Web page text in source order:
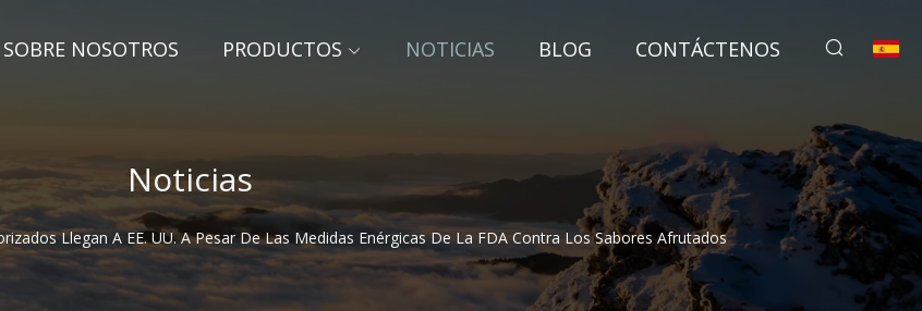
SOBRE NOSOTROS PRODUCTOS NOTICIAS BLOG CONTÁCTENOS
Noticias
Llegan A EE. UU. A Pesar De Las Medidas Enérgicas De La FDA Contra Los Sabores Afrutados